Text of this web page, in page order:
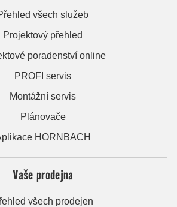
všech služeb
Projektový přehled
poradenství online
PROFI servis
Montážní servis
Plánovače
HORNBACH
Vaše prodejna
všech prodejen